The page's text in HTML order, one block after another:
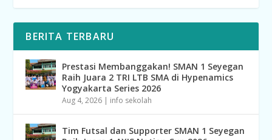
BERITA TERBARU
Prestasi Membanggakan! SMAN 1 Seyegan
Raih Juara 2 TRI LTB SMA di Hypenamics
Yogyakarta Series 2026
Aug 4, 2026 | info sekolah
Tim Futsal dan Supporter SMAN 1 Seyegan